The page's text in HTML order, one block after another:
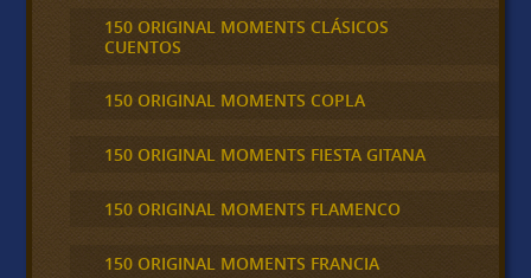
150 ORIGINAL MOMENTS CLÁSICOS
CUENTOS
150 ORIGINAL MOMENTS COPLA
150 ORIGINAL MOMENTS FIESTA GITANA
150 ORIGINAL MOMENTS FLAMENCO
150 ORIGINAL MOMENTS FRANCIA